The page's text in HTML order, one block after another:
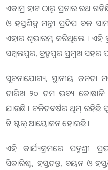
ଏକାମ୍ର ହାଟ ଠାରୁ ପ୍ରଚାର ରଥ
ଓ ହସ୍ତଶିଳ୍ପ ମନ୍ତ୍ରୀ ପ୍ରଦିପ ବଳ
ଏହାର ଶୁଭାରମ୍ଭ କରିଥିଲେ । ଏହି
ସମ୍ବଲପୁର, ବ୍ରହ୍ମପୁର ପ୍ରମୁଖ ସହର
ସୂଚନାଯୋଗ୍ୟ, ସ୍ଥାନୀୟ
ତାରିଖ ୨୦ ତମ ଭବ୍ୟ ତୋଷାଳି
ଯାଉଛି । ଚଳିତବର୍ଷର ଥିମ୍ ରହିଛି
ଟି ଷ୍ଟଲ୍ ଆୟୋଜନ ହୋଇଛି ।
ଏହି କାର୍ଯ୍ୟକ୍ରମରେ ପଦ୍ମଶ୍ରୀ
ସିତାରିଷ୍ଟ, ହସ୍ତତନ୍ତ, ବୟନ ଓ